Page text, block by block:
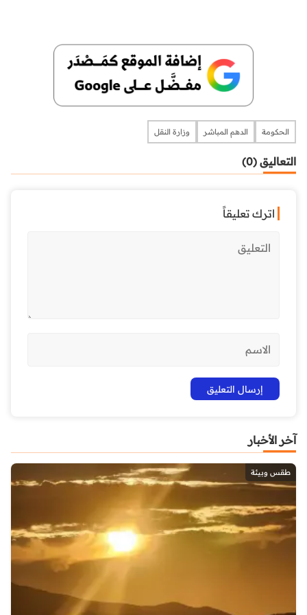
الحكومة الدهم المباشر وزارة النقل
التعاليق (0)
اترك تعليقاً
آخر الأخبار
طقس وبيئة